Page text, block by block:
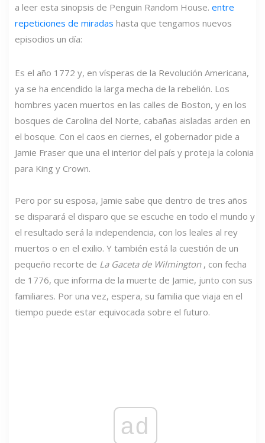
a leer esta sinopsis de Penguin Random House. entre
repeticiones de miradas hasta que tengamos nuevos
episodios un día:
Es el año 1772 y, en vísperas de la Revolución Americana,
ya se ha encendido la larga mecha de la rebelión. Los
hombres yacen muertos en las calles de Boston, y en los
bosques de Carolina del Norte, cabañas aisladas arden en
el bosque. Con el caos en ciernes, el gobernador pide a
Jamie Fraser que una el interior del país y proteja la colonia
para King y Crown.
Pero por su esposa, Jamie sabe que dentro de tres años
se disparará el disparo que se escuche en todo el mundo y
el resultado será la independencia, con los leales al rey
muertos o en el exilio. Y también está la cuestión de un
pequeño recorte de La Gaceta de Wilmington, con fecha
de 1776, que informa de la muerte de Jamie, junto con sus
familiares. Por una vez, espera, su familia que viaja en el
tiempo puede estar equivocada sobre el futuro.
ad